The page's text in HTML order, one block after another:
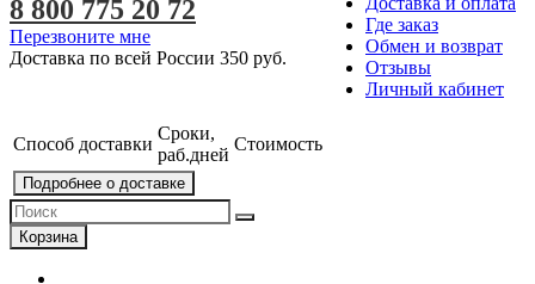
Где заказ
Обмен и возврат
Отзывы
Личный кабинет
8 800 775 20 72
Перезвоните мне
Доставка по всей России 350 руб.
Способ доставки
Сроки,
раб.дней
Стоимость
Подробнее о доставке
Корзина